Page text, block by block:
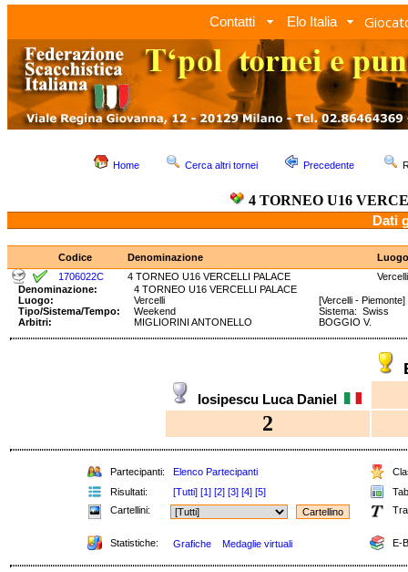
Contatti Elo Italia
Home Cerca altri tornei Precedente
4 TORNEO U16
Dati
Codice Denominazione
Luogo
1706022C
4 TORNEO U16 VERCELLI PALACE
Vercelli
Denominazione:
4 TORNEO U16 VERCELLI PALACE
Luogo:
Vercelli
[Vercelli - Piemonte]
Tipo/Sistema/Tempo:
Weekend
Sistema: Swiss
Arbitri:
MIGLIORINI ANTONELLO BOGGIO V.
Iosipescu Luca Daniel
2
Partecipanti: Elenco Partecipanti
Risultati:
[Tutti] [1] [2] [3] [4] [5]
Cartellini:
Statistiche: Grafiche Medaglie virtuali E-